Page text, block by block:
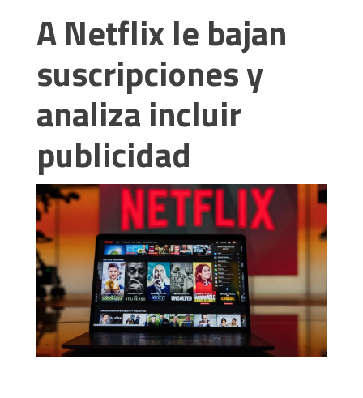
A Netflix le bajan
suscripciones y
analiza incluir
publicidad